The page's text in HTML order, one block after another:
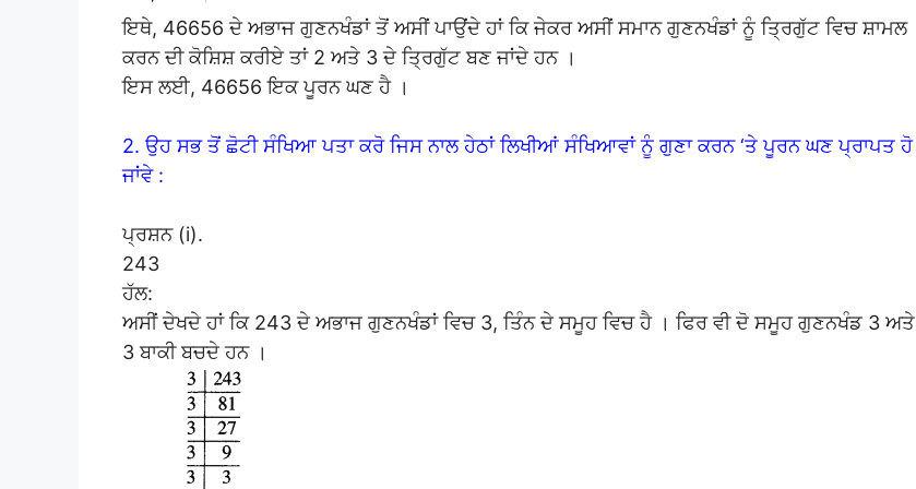
ਇਥੇ, 46656 ਦੇ ਅਭਾਜ ਗੁਣਨਖੰਡਾਂ ਤੋਂ ਅਸੀਂ ਪਾਉਂਦੇ ਹਾਂ ਕਿ ਜੇਕਰ ਅਸੀਂ ਸਮਾਨ ਗੁਣਨਖੰਡਾਂ ਨੂੰ ਤ੍ਰਿਗੁੱਟ ਵਿਚ ਸ਼ਾਮਲ
ਕਰਨ ਦੀ ਕੋਸ਼ਿਸ਼ ਕਰੀਏ ਤਾਂ 2 ਅਤੇ 3 ਦੇ ਤ੍ਰਿਗੁੱਟ ਬਣ ਜਾਂਦੇ ਹਨ ।
ਇਸ ਲਈ, 46656 ਇਕ ਪੂਰਨ ਘਣ ਹੈ ।
2. ਉਹ ਸਭ ਤੋਂ ਛੋਟੀ ਸੰਖਿਆ ਪਤਾ ਕਰੋ ਜਿਸ ਨਾਲ ਹੇਠਾਂ ਲਿਖੀਆਂ ਸੰਖਿਆਵਾਂ ਨੂੰ ਗੁਣਾ ਕਰਨ ‘ਤੇ ਪੂਰਨ ਘਣ ਪ੍ਰਾਪਤ ਹੋ
ਜਾਂਵੇ :
ਪ੍ਰਸ਼ਨ (i).
243
ਹੱਲ:
ਅਸੀਂ ਦੇਖਦੇ ਹਾਂ ਕਿ 243 ਦੇ ਅਭਾਜ ਗੁਣਨਖੰਡਾਂ ਵਿਚ 3, ਤਿੰਨ ਦੇ ਸਮੂਹ ਵਿਚ ਹੈ । ਫਿਰ ਵੀ ਦੋ ਸਮੂਹ ਗੁਣਨਖੰਡ 3 ਅਤੇ
3 ਬਾਕੀ ਬਚਦੇ ਹਨ ।